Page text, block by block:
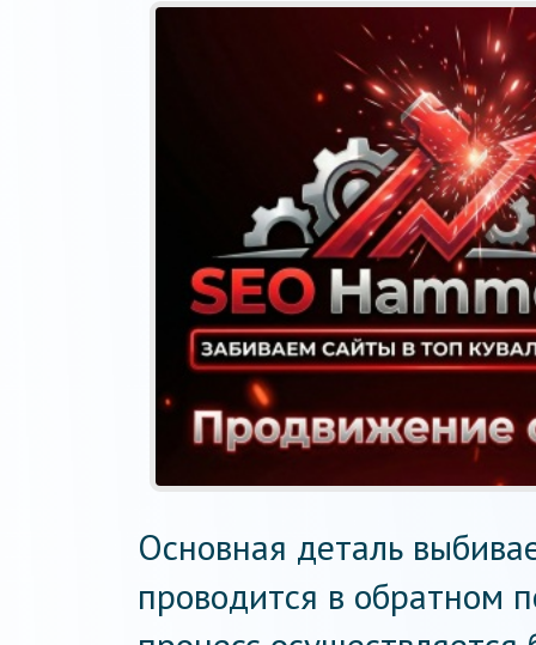
Основная деталь
проводится в обратном